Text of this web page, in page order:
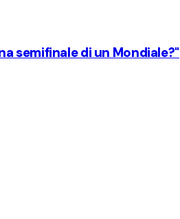
semifinale di un Mondiale?"